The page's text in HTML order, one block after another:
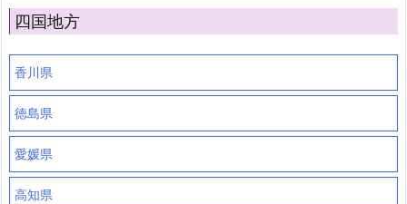
四国地方
香川県
徳島県
愛媛県
高知県